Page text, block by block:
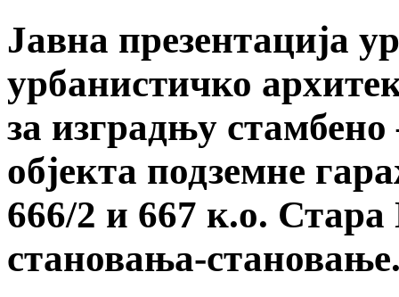
Јавна презентација
урбанистичко
за изградњу стамбено
објекта подземне
666/2 и 667 к.о.
становања-